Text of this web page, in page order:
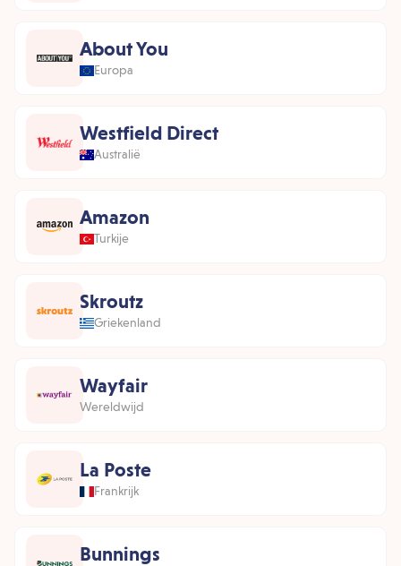
About You
Europa
Westfield Direct
Australië
Amazon
Turkije
Skroutz
Griekenland
Wayfair
Wereldwijd
La Poste
Frankrijk
Bunnings